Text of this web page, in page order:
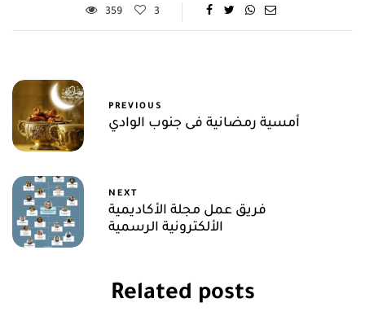
359 3
PREVIOUS
أمسية رمضانية فى جنوب الوادي
NEXT
فريق عمل مجلة الأكاديمية
الألكترونية الرسمية
Related posts